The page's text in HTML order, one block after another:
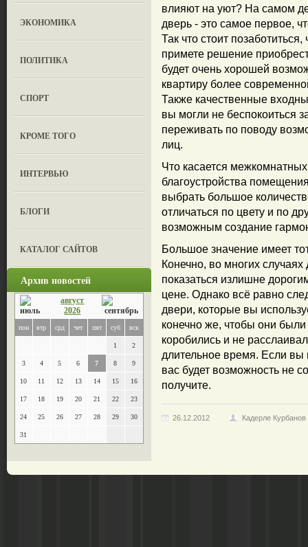
ЭКОНОМИКА
ПОЛИТИКА
СПОРТ
КРОМЕ ТОГО
ИНТЕРВЬЮ
БЛОГИ
КАТАЛОГ САЙТОВ
Архив новостей
август
2026
пон втр срд чет пят суб вск
1 2
3 4 5 6 7 8 9
10 11 12 13 14 15 16
17 18 19 20 21 22 23
24 25 26 27 28 29 30
31
влияют на уют? На самом
дверь - это самое первое,
Так что стоит
примете решение
будет очень хорошей
квартиру более
Также качественные
вы могли не беспокоиться
переживать по поводу
лиц.
Что касается
благоустройства
выбрать большое
отличаться по цвету и по
возможным создание
Большое значение имеет
Конечно, во многих
показаться излишне
цене. Однако всё равно
двери, которые вы
конечно же, чтобы они
коробились и не
длительное время. Если вы
вас будет возможность не
получите.
26.12.2012 Кадерле Курбанов